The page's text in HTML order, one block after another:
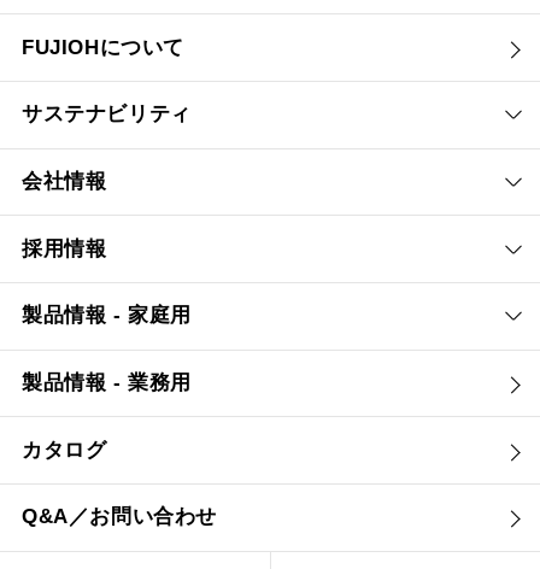
YMKP63-350 SI ¥9,570（税抜価格 ￥
YMKP63-350 SJ ¥14,850（税抜価格 ￥
YMKP63-375 BK
YMKP63-375 SI ¥9,900（税抜価格 ￥
YMKP63-375 SJ ¥15,290（税抜価格 ￥
FUJIOHについて
サステナビリティ
会社情報
採用情報
製品情報 - 家庭用
製品情報 - 業務用
カタログ
Q&A／お問い合わせ